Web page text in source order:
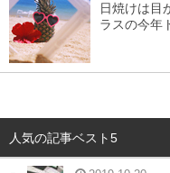
日焼けは目
ラスの今年
人気の記事ベスト5